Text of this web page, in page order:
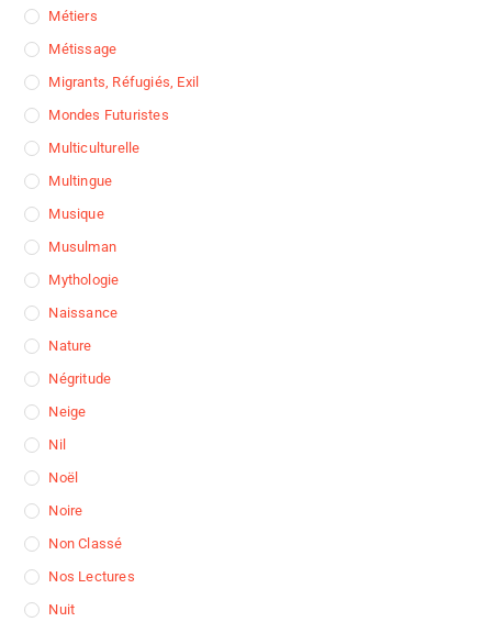
Métiers
Métissage
Migrants, Réfugiés, Exil
Mondes Futuristes
Multiculturelle
Multingue
Musique
Musulman
Mythologie
Naissance
Nature
Négritude
Neige
Nil
Noël
Noire
Non Classé
Nos Lectures
Nuit